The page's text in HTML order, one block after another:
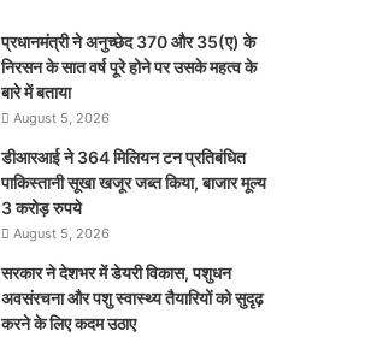
प्रधानमंत्री ने अनुच्छेद 370 और 35(ए) के
निरसन के सात वर्ष पूरे होने पर उसके महत्व के
बारे में बताया
August 5, 2026
डीआरआई ने 364 मिलियन टन प्रतिबंधित
पाकिस्तानी सूखा खजूर जब्त किया, बाजार मूल्य
3 करोड़ रुपये
August 5, 2026
सरकार ने देशभर में डेयरी विकास, पशुधन
अवसंरचना और पशु स्वास्थ्य तैयारियों को सुदृढ़
करने के लिए कदम उठाए